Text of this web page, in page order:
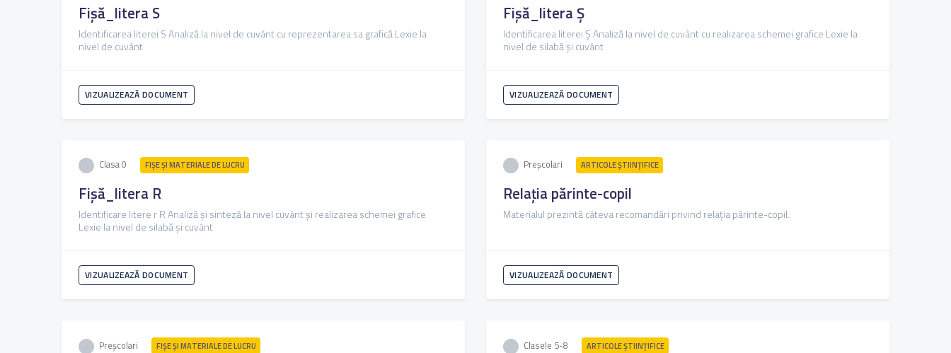
Fișă_litera S
Identificarea literei S Analiză la nivel de cuvânt cu reprezentarea sa grafică Lexie la
nivel de cuvânt
VIZUALIZEAZĂ DOCUMENT
Fișă_litera Ș
Identificarea literei Ș Analiză la nivel de cuvânt cu realizarea schemei grafice Lexie la
nivel de silabă și cuvânt
VIZUALIZEAZĂ DOCUMENT
Clasa 0 FIŞE ŞI MATERIALE DE LUCRU
Fișă_litera R
Identificare litere r R Analiză și sinteză la nivel cuvânt și realizarea schemei grafice
Lexie la nivel de silabă și cuvânt
VIZUALIZEAZĂ DOCUMENT
Preșcolari ARTICOLE ŞTIINȚIFICE
Relația părinte-copil
Materialul prezintă câteva recomandări privind relația părinte-copil.
VIZUALIZEAZĂ DOCUMENT
Preșcolari FIŞE ŞI MATERIALE DE LUCRU Clasele 5-8 ARTICOLE ŞTIINȚIFICE